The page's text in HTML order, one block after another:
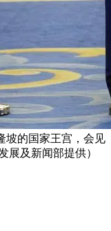
坡的国家王宫，会见
展及新闻部提供）